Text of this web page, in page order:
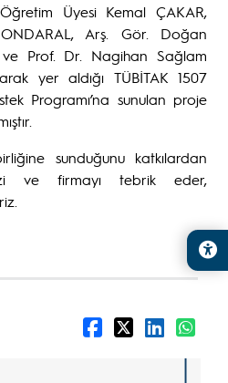
Üyesi Kemal ÇAKAR,
Arş. Gör. Doğan
ve Prof. Dr. Nagihan Sağlam
yer aldığı TÜBİTAK 1507
Programı’na sunulan proje
sunduğunu katkılardan
ve firmayı tebrik eder,